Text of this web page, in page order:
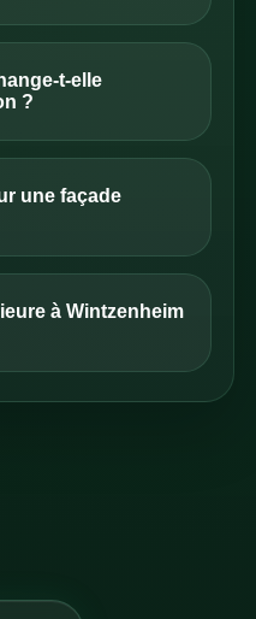
t-elle
?
une façade
à Wintzenheim